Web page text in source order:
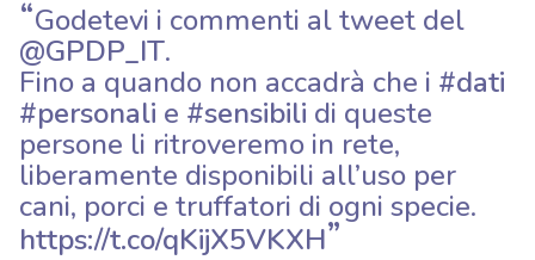
Godetevi i commenti al tweet del
@GPDP_IT.
Fino a quando non accadrà che i #dati
#personali e #sensibili di queste
persone li ritroveremo in rete,
liberamente disponibili all’uso per
cani, porci e truffatori di ogni specie.
https://t.co/qKijX5VKXH